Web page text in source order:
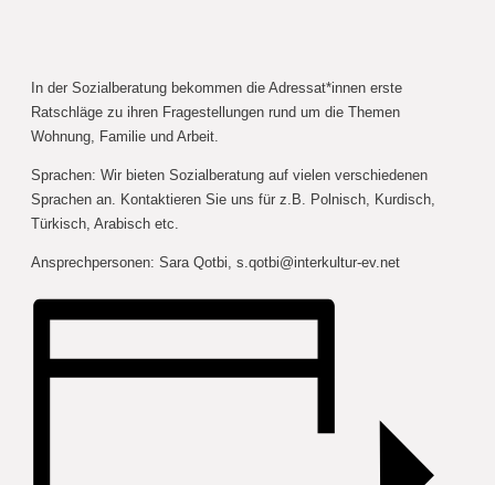
In der Sozialberatung bekommen die Adressat*innen erste
Ratschläge zu ihren Fragestellungen rund um die Themen
Wohnung, Familie und Arbeit.
Sprachen: Wir bieten Sozialberatung auf vielen verschiedenen
Sprachen an. Kontaktieren Sie uns für z.B. Polnisch, Kurdisch,
Türkisch, Arabisch etc.
Ansprechpersonen: Sara Qotbi, s.qotbi@interkultur-ev.net